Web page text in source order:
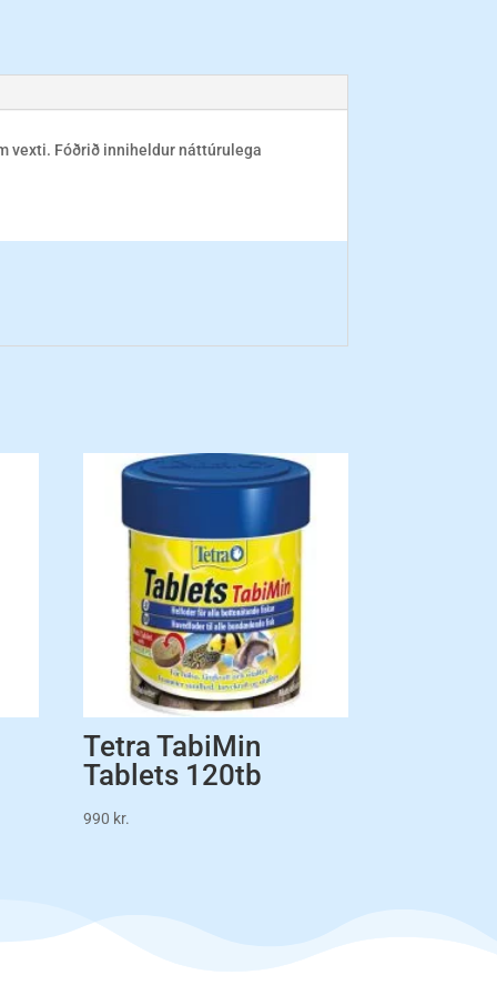
vexti. Fóðrið inniheldur náttúrulega
Tetra TabiMin
Tablets 120tb
990 kr.